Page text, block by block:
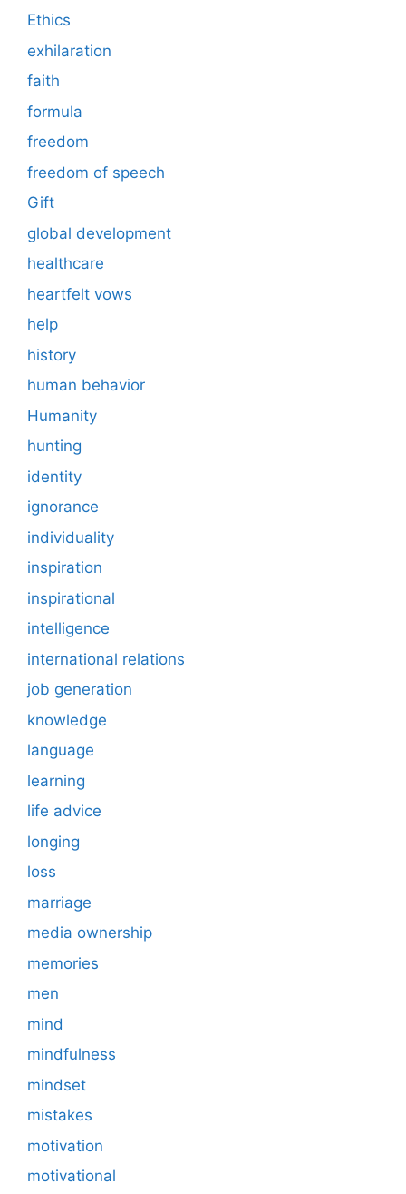
Ethics
exhilaration
faith
formula
freedom
freedom of speech
Gift
global development
healthcare
heartfelt vows
help
history
human behavior
Humanity
hunting
identity
ignorance
individuality
inspiration
inspirational
intelligence
international relations
job generation
knowledge
language
learning
life advice
longing
loss
marriage
media ownership
memories
men
mind
mindfulness
mindset
mistakes
motivation
motivational